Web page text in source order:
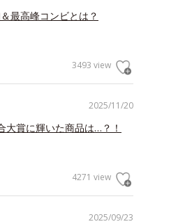
最高峰コンビとは？
3493 view
2025/11/20
大賞に輝いた商品は…？！
4271 view
2025/09/23